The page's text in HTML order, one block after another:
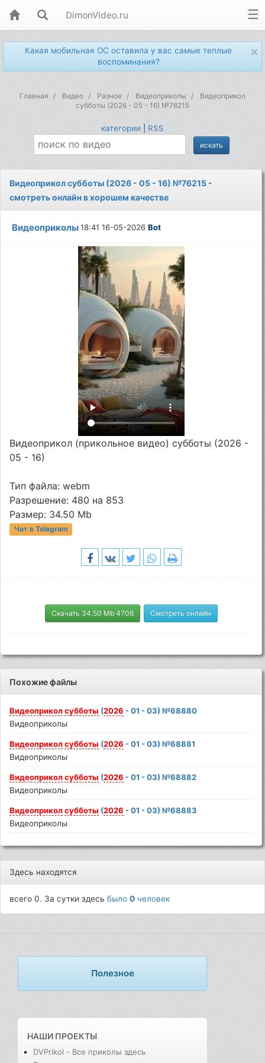
DimonVideo.ru
×
Какая мобильная ОС оставила у вас самые теплые
воспоминания?
Главная Видео Разное Видеоприколы
Видеоприкол
субботы (2026 - 05 - 16) №76215
категории RSS
Видеоприкол субботы (2026 - 05 - 16) №76215 -
смотреть онлайн в хорошем качестве
Видеоприколы18:41 16-05-2026Bot
Видеоприкол (прикольное видео) субботы (2026 -
05 - 16)
Тип файла: webm
Разрешение: 480 на 853
Размер: 34.50 Mb
Чат в Telegram
Скачать 34.50 Mb 4708 Смотреть онлайн
Похожие файлы
Видеоприкол субботы (2026 - 01 - 03) №68880
Видеоприколы
Видеоприкол субботы (2026 - 01 - 03) №68881
Видеоприколы
Видеоприкол субботы (2026 - 01 - 03) №68882
Видеоприколы
Видеоприкол субботы (2026 - 01 - 03) №68883
Видеоприколы
Здесь находятся
всего 0. За сутки здесьбыло0 человек
Полезное
НАШИ ПРОЕКТЫ
DVPrikol - Все приколы здесь